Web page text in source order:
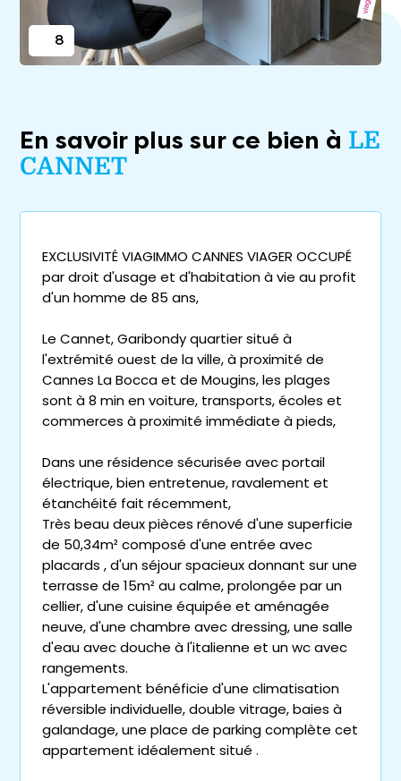
8
En savoir plus sur ce bien à LE
CANNET
EXCLUSIVITÉ VIAGIMMO CANNES VIAGER OCCUPÉ
par droit d'usage et d'habitation à vie au profit
d'un homme de 85 ans,
Le Cannet, Garibondy quartier situé à
l'extrémité ouest de la ville, à proximité de
Cannes La Bocca et de Mougins, les plages
sont à 8 min en voiture, transports, écoles et
commerces à proximité immédiate à pieds,
Dans une résidence sécurisée avec portail
électrique, bien entretenue, ravalement et
étanchéité fait récemment,
Très beau deux pièces rénové d'une superficie
de 50,34m² composé d'une entrée avec
placards , d'un séjour spacieux donnant sur une
terrasse de 15m² au calme, prolongée par un
cellier, d'une cuisine équipée et aménagée
neuve, d'une chambre avec dressing, une salle
d'eau avec douche à l'italienne et un wc avec
rangements.
L'appartement bénéficie d'une climatisation
réversible individuelle, double vitrage, baies à
galandage, une place de parking complète cet
appartement idéalement situé .